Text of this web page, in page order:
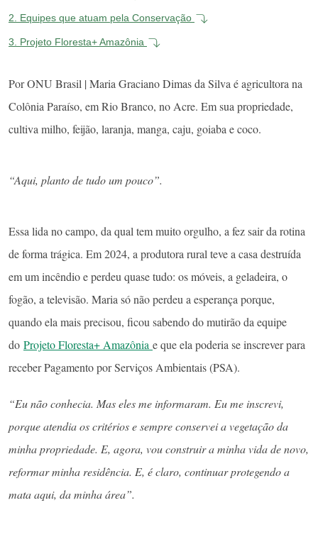
2. Equipes que atuam pela Conservação
3. Projeto Floresta+ Amazônia
Por ONU Brasil | Maria Graciano Dimas da Silva é agricultora na
Colônia Paraíso, em Rio Branco, no Acre. Em sua propriedade,
cultiva milho, feijão, laranja, manga, caju, goiaba e coco.
“Aqui, planto de tudo um pouco”.
Essa lida no campo, da qual tem muito orgulho, a fez sair da rotina
de forma trágica. Em 2024, a produtora rural teve a casa destruída
em um incêndio e perdeu quase tudo: os móveis, a geladeira, o
fogão, a televisão. Maria só não perdeu a esperança porque,
quando ela mais precisou, ficou sabendo do mutirão da equipe
do Projeto Floresta+ Amazônia e que ela poderia se inscrever para
receber Pagamento por Serviços Ambientais (PSA).
“Eu não conhecia. Mas eles me informaram. Eu me inscrevi,
porque atendia os critérios e sempre conservei a vegetação da
minha propriedade. E, agora, vou construir a minha vida de novo,
reformar minha residência. E, é claro, continuar protegendo a
mata aqui, da minha área”.